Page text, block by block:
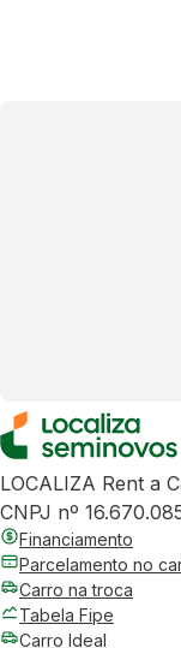
LOCALIZA Rent a
CNPJ nº
Financiamento
Parcelamento no
Carro na troca
Tabela Fipe
Carro Ideal